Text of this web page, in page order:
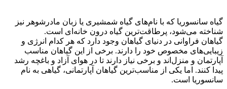
گیاه سانسوریا که با نام‌های گیاه شمشیری یا زبان مادرشوهر نیز
شناخته می‌شود، پرطاقت‌ترین گیاه درون خانه‌ای است.
گیاهان فراوانی در دنیای گیاهان وجود دارد که هر کدام انرژی و
زیبایی‌های مخصوص خود را دارند. برخی از این گیاهان مناسب
آپارتمان و منزل‌اند و برخی نیاز دارند تا در هوای آزاد و باغچه رشد
پیدا کنند. اما یکی از مناسب‌ترین گیاهان آپارتمانی، گیاهی به نام
سانسوریا است.